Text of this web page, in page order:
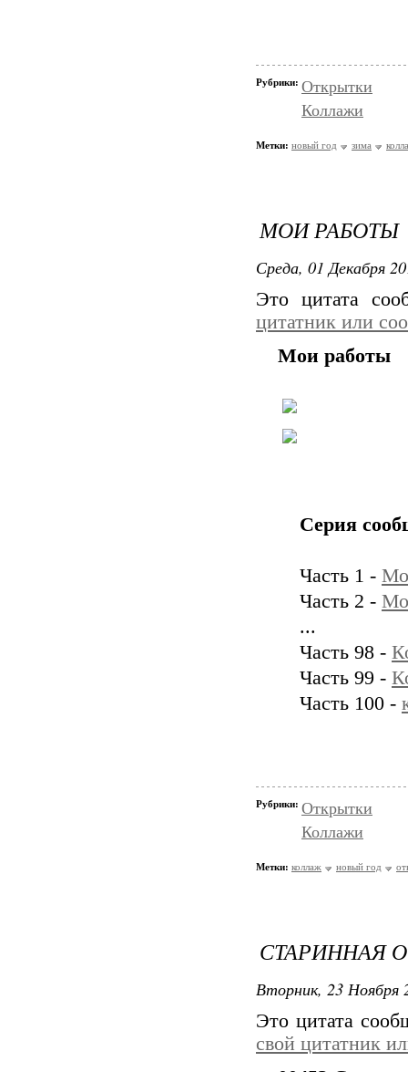
Рубрики: Открытки
Коллажи
Метки: новый год зима
МОИ РАБОТЫ
Среда, 01 Декабря
Это цитата
цитатник или
Мои работы
Серия
Часть 1 -
Часть 2 -
...
Часть 98 -
Часть 99 -
Часть 100 -
Рубрики: Открытки
Коллажи
Метки: коллаж новый год
СТАРИННАЯ
Вторник, 23 Ноября
Это цитата
свой цитатник